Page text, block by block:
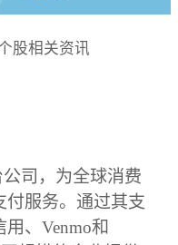
股相关资讯
司，为全球消费
付服务。通过其支
、Venmo和